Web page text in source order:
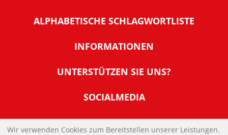
ALPHABETISCHE SCHLAGWORTLISTE
INFORMATIONEN
Warum NachDenkSeiten
Tipps zur Nutzung der NachDenkSeiten
Banner und E-Mail-Signaturen
UNTERSTÜTZEN SIE UNS?
Werden Sie Fördermitglied
SOCIALMEDIA
IMPRESSUM
Wir verwenden Cookies zum Bereitstellen unserer Leistungen.